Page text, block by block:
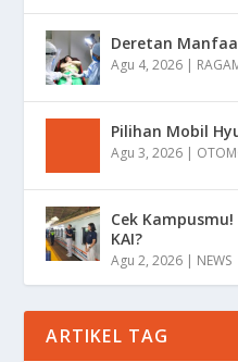
Deretan
Agu 4, 2026 |
Pilihan Mobil
Agu 3, 2026 |
Cek
KAI?
Agu 2, 2026 | NEWS
ARTIKEL TAG